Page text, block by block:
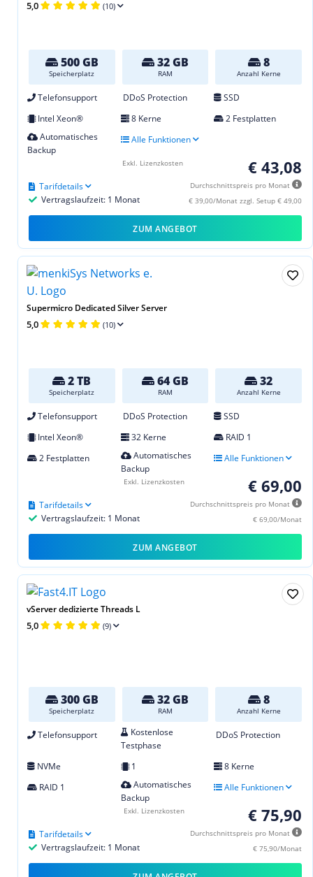
5,0 (10)
500 GB
Speicherplatz
32 GB
RAM
8
Anzahl Kerne
Telefonsupport DDoS Protection
SSD
Intel Xeon®
8 Kerne
2 Festplatten
Automatisches
Backup
Alle Funktionen
€ 43,08
Durchschnittspreis pro Monat
€ 39,00/Monat zzgl. Setup € 49,00
Vertragslaufzeit: 1 Monat
Tarifdetails
Exkl. Lizenzkosten
ZUM ANGEBOT
Supermicro Dedicated Silver Server
5,0 (10)
2 TB
Speicherplatz
64 GB
RAM
32
Anzahl Kerne
Telefonsupport DDoS Protection
SSD
Intel Xeon®
32 Kerne
RAID 1
2 Festplatten
Automatisches
Backup
Alle Funktionen
€ 69,00
Durchschnittspreis pro Monat
€ 69,00/Monat
Vertragslaufzeit: 1 Monat
Tarifdetails
Exkl. Lizenzkosten
ZUM ANGEBOT
vServer dedizierte Threads L
5,0 (9)
300 GB
Speicherplatz
32 GB
RAM
8
Anzahl Kerne
Telefonsupport
Kostenlose
Testphase
DDoS Protection
NVMe 1
8 Kerne
RAID 1
Automatisches
Backup
Alle Funktionen
€ 75,90
Durchschnittspreis pro Monat
€ 75,90/Monat
Vertragslaufzeit: 1 Monat
Tarifdetails
Exkl. Lizenzkosten